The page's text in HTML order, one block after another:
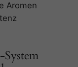
Aromen